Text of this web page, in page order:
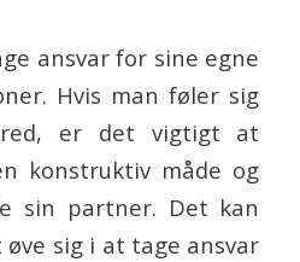
ansvar for sine egne
Hvis man føler sig
er det vigtigt at
konstruktiv måde og
sin partner. Det kan
sig i at tage ansvar